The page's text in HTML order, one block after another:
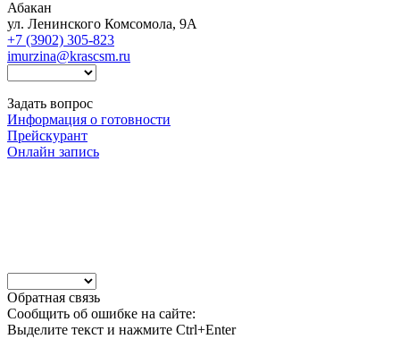
Абакан
ул. Ленинского Комсомола, 9А
+7 (3902) 305-823
imurzina@krascsm.ru
Задать вопрос
Информация о готовности
Прейскурант
Онлайн запись
Обратная связь
Сообщить об ошибке на сайте:
Выделите текст и нажмите Ctrl+Enter